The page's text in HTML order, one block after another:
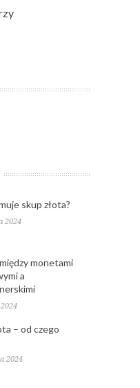
skup złota?
2024
monetami
a
– od czego
2024